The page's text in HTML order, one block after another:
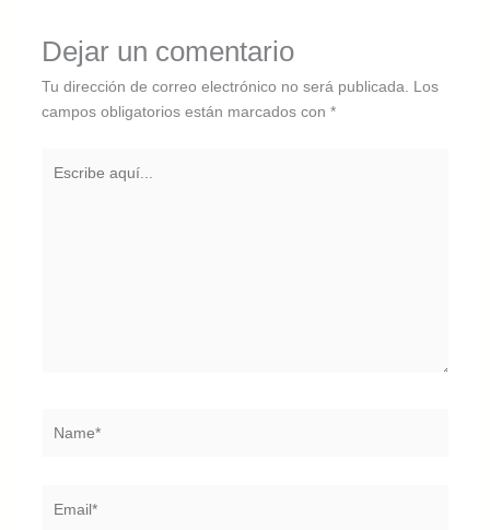
Dejar un comentario
Tu dirección de correo electrónico no será publicada. Los
campos obligatorios están marcados con *
aquí...